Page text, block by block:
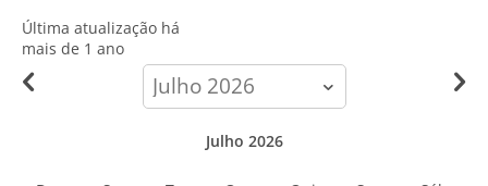
Última atualização há
mais de 1 ano
calendar-
month
Julho 2026